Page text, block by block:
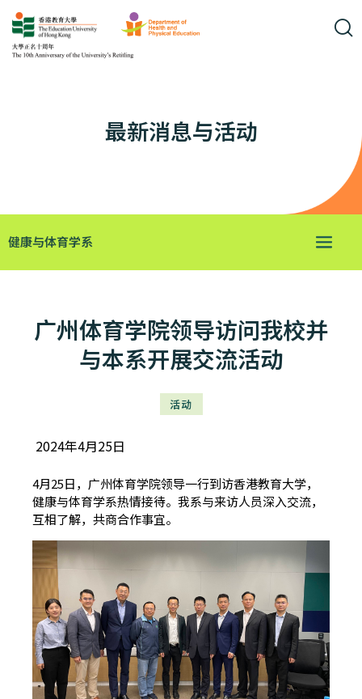
最新消息与活动
健康与体育学系
广州体育学院领导访问我校并
与本系开展交流活动
活动
2024年4月25日
4月25日，广州体育学院领导一行到访香港教育大学，
健康与体育学系热情接待。我系与来访人员深入交流，
互相了解，共商合作事宜。